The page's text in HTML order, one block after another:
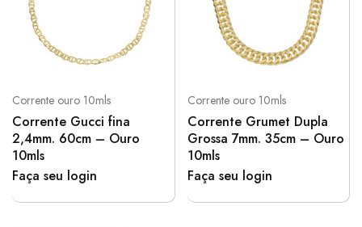
Corrente ouro 10mls
Corrente Gucci fina
2,4mm. 60cm – Ouro
10mls
Faça seu login
Corrente ouro 10mls
Corrente Grumet Dupla
Grossa 7mm. 35cm – Ouro
10mls
Faça seu login